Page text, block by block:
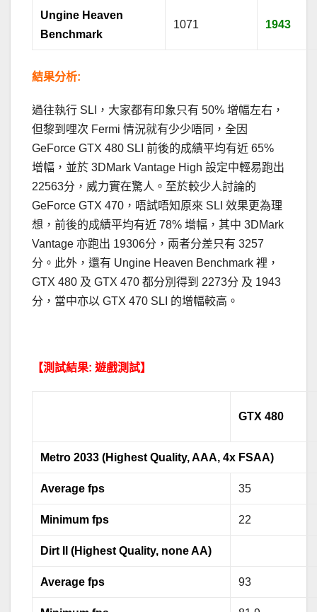
Ungine Heaven
Benchmark
1071 1943
結果分析:
過往執行 SLI，大家都有印象只有 50% 增幅左右，
但黎到哩次 Fermi 情況就有少少唔同，全因
GeForce GTX 480 SLI 前後的成績平均有近 65%
增幅，並於 3DMark Vantage High 設定中輕易跑出
22563分，威力實在驚人。至於較少人討論的
GeForce GTX 470，唔試唔知原來 SLI 效果更為理
想，前後的成績平均有近 78% 增幅，其中 3DMark
Vantage 亦跑出 19306分，兩者分差只有 3257
分。此外，還有 Ungine Heaven Benchmark 裡，
GTX 480 及 GTX 470 都分別得到 2273分 及 1943
分，當中亦以 GTX 470 SLI 的增幅較高。
【測試結果: 遊戲測試】
GTX 480
Metro 2033 (Highest Quality, AAA, 4x FSAA)
Average fps 35
Minimum fps 22
Dirt II (Highest Quality, none AA)
Average fps 93